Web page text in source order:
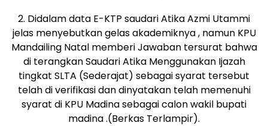
2. Didalam data E-KTP saudari Atika Azmi Utammi
jelas menyebutkan gelas akademiknya , namun KPU
Mandailing Natal memberi Jawaban tersurat bahwa
di terangkan Saudari Atika Menggunakan Ijazah
tingkat SLTA (Sederajat) sebagai syarat tersebut
telah di verifikasi dan dinyatakan telah memenuhi
syarat di KPU Madina sebagai calon wakil bupati
madina .(Berkas Terlampir).